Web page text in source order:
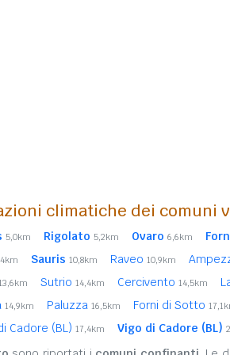
climatiche dei comuni
5,0km Rigolato 5,2km Ovaro 6,6km
Sauris 10,8km Raveo 10,9km
Sutrio 14,4km Cercivento 14,5km
14,9km Paluzza 16,5km Forni di Sotto
Cadore (BL) 17,4km Vigo di Cadore (BL)